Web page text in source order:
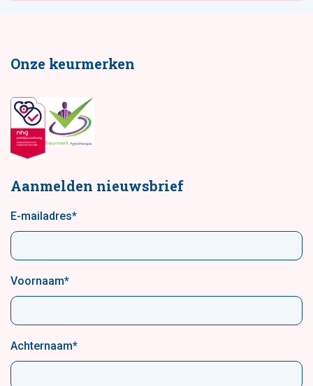
Onze keurmerken
Aanmelden nieuwsbrief
E-mailadres*
Voornaam*
Achternaam*